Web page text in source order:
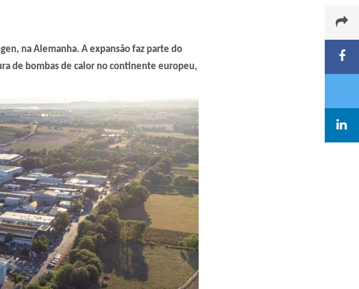
na Alemanha. A expansão faz parte do
de bombas de calor no continente europeu,